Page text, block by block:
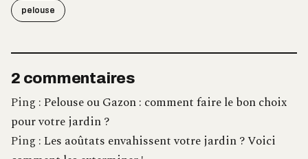
pelouse
2 commentaires
Ping :Pelouse ou Gazon : comment faire le bon choix
pour votre jardin ?
Ping :Les aoûtats envahissent votre jardin ? Voici